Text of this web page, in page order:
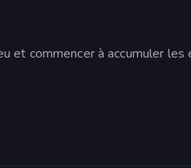
et commencer à accumuler les